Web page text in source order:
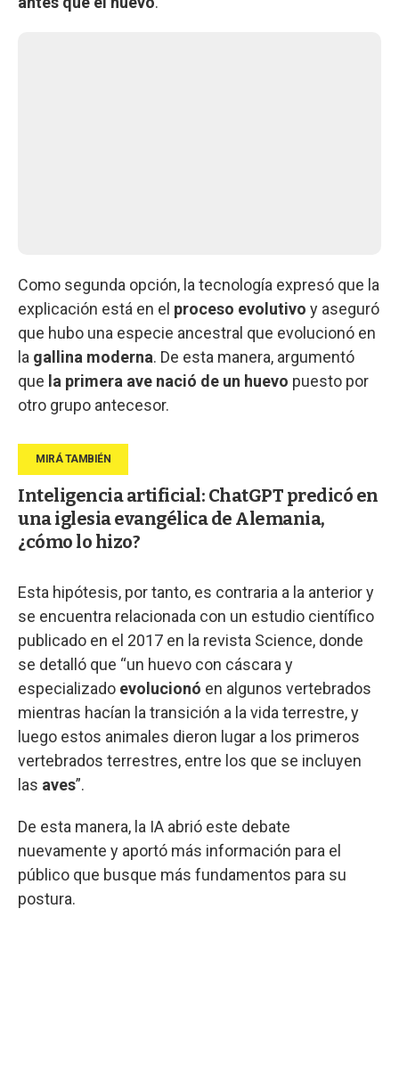
Como segunda opción, la tecnología expresó que la
explicación está en el proceso evolutivo y aseguró
que hubo una especie ancestral que evolucionó en
la gallina moderna. De esta manera, argumentó
que la primera ave nació de un huevo puesto por
otro grupo antecesor.
Inteligencia artificial: ChatGPT predicó en
una iglesia evangélica de Alemania,
¿cómo lo hizo?
Esta hipótesis, por tanto, es contraria a la anterior y
se encuentra relacionada con un estudio científico
publicado en el 2017 en la revista Science, donde
se detalló que “un huevo con cáscara y
especializado evolucionó en algunos vertebrados
mientras hacían la transición a la vida terrestre, y
luego estos animales dieron lugar a los primeros
vertebrados terrestres, entre los que se incluyen
las aves”.
De esta manera, la IA abrió este debate
nuevamente y aportó más información para el
público que busque más fundamentos para su
postura.